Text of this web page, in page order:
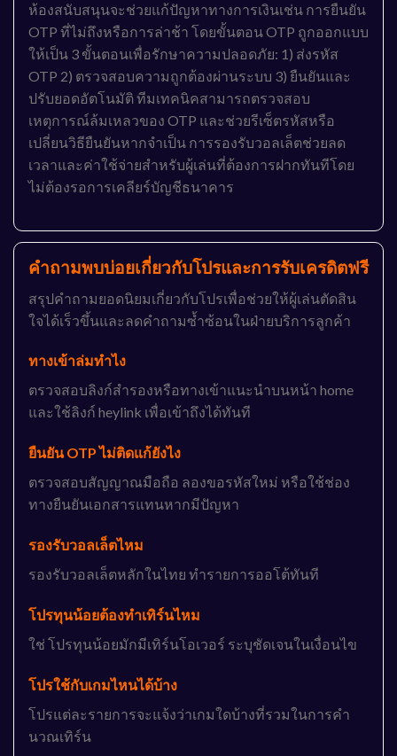
ห้องสนับสนุนจะช่วยแก้ปัญหาทางการเงินเช่น การยืนยัน
OTP ที่ไม่ถึงหรือการล่าช้า โดยขั้นตอน OTP ถูกออกแบบ
ให้เป็น 3 ขั้นตอนเพื่อรักษาความปลอดภัย: 1) ส่งรหัส
OTP 2) ตรวจสอบความถูกต้องผ่านระบบ 3) ยืนยันและ
ปรับยอดอัตโนมัติ ทีมเทคนิคสามารถตรวจสอบ
เหตุการณ์ล้มเหลวของ OTP และช่วยรีเซ็ตรหัสหรือ
เปลี่ยนวิธียืนยันหากจำเป็น การรองรับวอลเล็ตช่วยลด
เวลาและค่าใช้จ่ายสำหรับผู้เล่นที่ต้องการฝากทันทีโดย
ไม่ต้องรอการเคลียร์บัญชีธนาคาร
คำถามพบบ่อยเกี่ยวกับโปรและการรับเครดิตฟรี
สรุปคำถามยอดนิยมเกี่ยวกับโปรเพื่อช่วยให้ผู้เล่นตัดสิน
ใจได้เร็วขึ้นและลดคำถามซ้ำซ้อนในฝ่ายบริการลูกค้า
ทางเข้าล่มทำไง
ตรวจสอบลิงก์สำรองหรือทางเข้าแนะนำบนหน้า home
และใช้ลิงก์ heylink เพื่อเข้าถึงได้ทันที
ยืนยัน OTP ไม่ติดแก้ยังไง
ตรวจสอบสัญญาณมือถือ ลองขอรหัสใหม่ หรือใช้ช่อง
ทางยืนยันเอกสารแทนหากมีปัญหา
รองรับวอลเล็ตไหม
รองรับวอลเล็ตหลักในไทย ทำรายการออโต้ทันที
โปรทุนน้อยต้องทำเทิร์นไหม
ใช่ โปรทุนน้อยมักมีเทิร์นโอเวอร์ ระบุชัดเจนในเงื่อนไข
โปรใช้กับเกมไหนได้บ้าง
โปรแต่ละรายการจะแจ้งว่าเกมใดบ้างที่รวมในการคำ
นวณเทิร์น